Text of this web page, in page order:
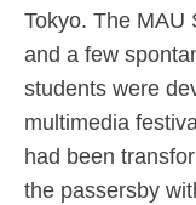
Tokyo. The MAU
and a few
students were
multimedia
had been
the passersby